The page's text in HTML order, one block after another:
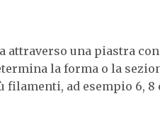
attraverso una piastra con
la forma o la
ad esempio 6, 8